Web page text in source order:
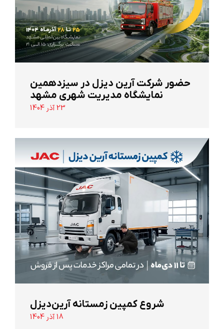
حضور شرکت آرین ‌دیزل در سیزدهمین
نمایشگاه مدیریت شهری مشهد
23 آذر 1404
شروع کمپین زمستانه آرین‌دیزل
18 آذر 1404